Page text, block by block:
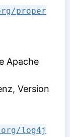
proper
Apache
Version
log4j